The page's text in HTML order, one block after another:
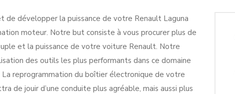
de développer la puissance de votre Renault Laguna
moteur. Notre but consiste à vous procurer plus de
et la puissance de votre voiture Renault. Notre
des outils les plus performants dans ce domaine
reprogrammation du boîtier électronique de votre
de jouir d’une conduite plus agréable, mais aussi plus